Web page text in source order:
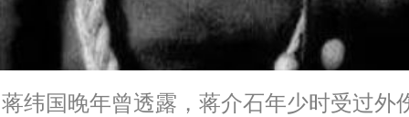
蒋纬国晚年曾透露，蒋介石年少时受过外